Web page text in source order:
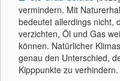
vermindern. Mit
bedeutet allerdings nicht,
verzichten, Öl und Gas
können. Natürlicher
genau den Unterschied,
Kipppunkte zu verhindern.